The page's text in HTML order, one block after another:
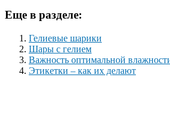
Еще в разделе:
Гелиевые шарики
Шары с гелием
Важность оптимальной
Этикетки – как их делают